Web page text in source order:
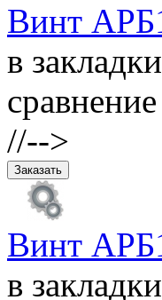
Винт
в закладки
сравнение
//-->
Винт
в закладки